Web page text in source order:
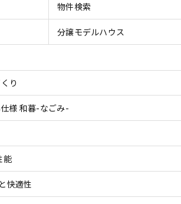
物件検索
分譲モデルハウス
り
様 和暮-なごみ-
能
快適性